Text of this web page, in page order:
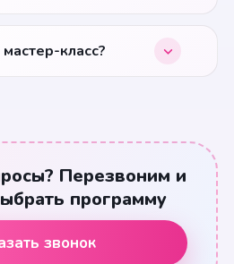
класс?
Перезвоним и
программу
звонок